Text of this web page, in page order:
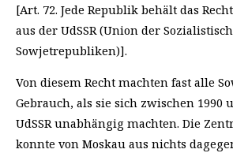
[Art. 72. Jede Republik behält das
aus der UdSSR (Union der
Sowjetrepubliken)].
Von diesem Recht machten fast alle
Gebrauch, als sie sich zwischen 1990
UdSSR unabhängig machten. Die
konnte von Moskau aus nichts